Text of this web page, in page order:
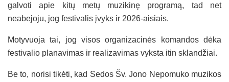
galvoti apie kitų metų muzikinę programą, tad net
neabejoju, jog festivalis įvyks ir 2026-aisiais.
Motyvuoja tai, jog visos organizacinės komandos dėka
festivalio planavimas ir realizavimas vyksta itin sklandžiai.
Be to, norisi tikėti, kad Sedos Šv. Jono Nepomuko muzikos